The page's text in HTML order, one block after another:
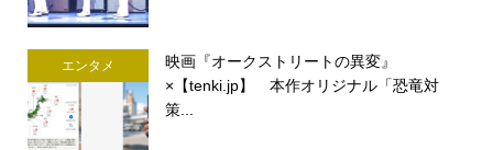
エンタメ
映画『オークストリートの異変』
×【tenki.jp】 本作オリジナル「恐竜対
策...